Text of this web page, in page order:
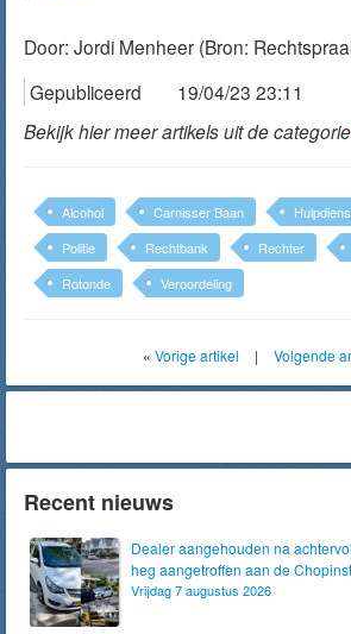
Door: Jordi Menheer (Bron:
Gepubliceerd
19/04/23 23:11
Bekijk hier meer artikels uit de categorie
Alcohol Carnisser Baan
Politie
Rechtbank Rechter
Rotonde
Veroordeling
« Vorige artikel | Volgende
Recent nieuws
Dealer aangehouden na
heg aangetroffen aan de
Vrijdag 7 augustus 2026